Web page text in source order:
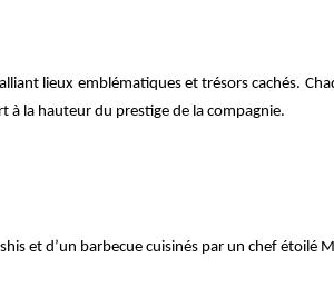
lieux emblématiques et trésors cachés.
à la hauteur du prestige de la compagnie.
et d’un barbecue cuisinés par un chef étoilé